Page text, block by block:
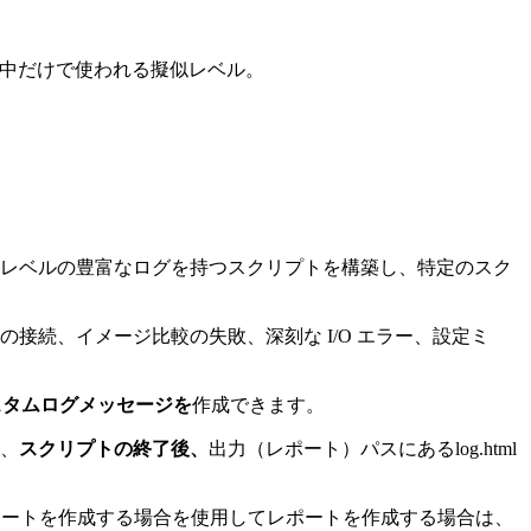
だけで使われる擬似レベル。
ベルの豊富なログを持つスクリプトを構築し、特定のスク
続、イメージ比較の失敗、深刻な I/O エラー、設定ミ
ムログメッセージを作成できます。
スクリプトの終了後、 出力（レポート）パスにあるlog.html
トを作成する場合を使用してレポートを作成する場合は、